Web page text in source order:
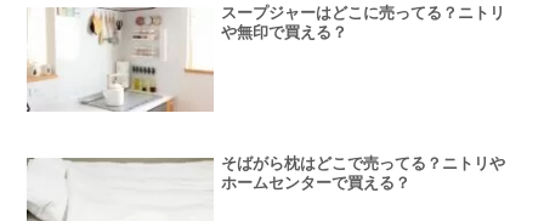
スープジャーはどこに売ってる？ニトリ
や無印で買える？
そばがら枕はどこで売ってる？ニトリや
ホームセンターで買える？